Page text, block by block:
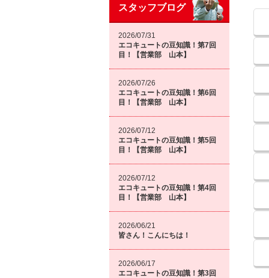
スタッフブログ
2026/07/31
エコキュートの豆知識！第7回
目！【営業部 山本】
2026/07/26
エコキュートの豆知識！第6回
目！【営業部 山本】
2026/07/12
エコキュートの豆知識！第5回
目！【営業部 山本】
2026/07/12
エコキュートの豆知識！第4回
目！【営業部 山本】
2026/06/21
皆さん！こんにちは！
2026/06/17
エコキュートの豆知識！第3回